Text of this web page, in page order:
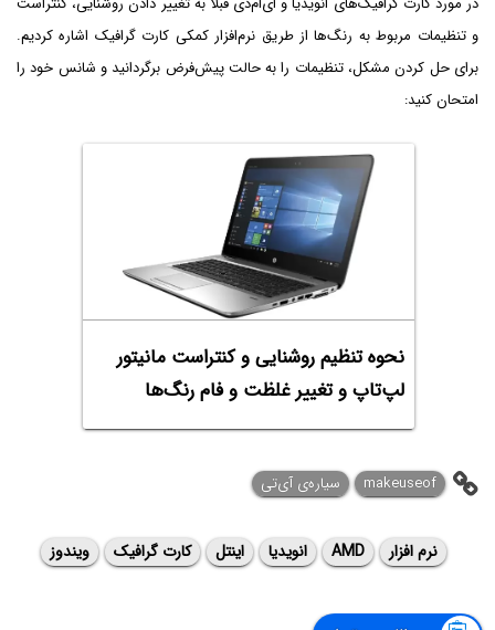
و تنظیمات مربوط به رنگ‌ها از طریق نرم‌افزار کمکی کارت گرافیک اشاره کردیم.
برای حل کردن مشکل، تنظیمات را به حالت پیش‌فرض برگردانید و شانس خود را
امتحان کنید:
نحوه تنظیم روشنایی و کنتراست مانیتور
لپ‌تاپ و تغییر غلظت و فام رنگ‌ها
makeuseof سیاره‌ی آی‌تی
نرم افزار AMD انویدیا اینتل کارت گرافیک ویندوز